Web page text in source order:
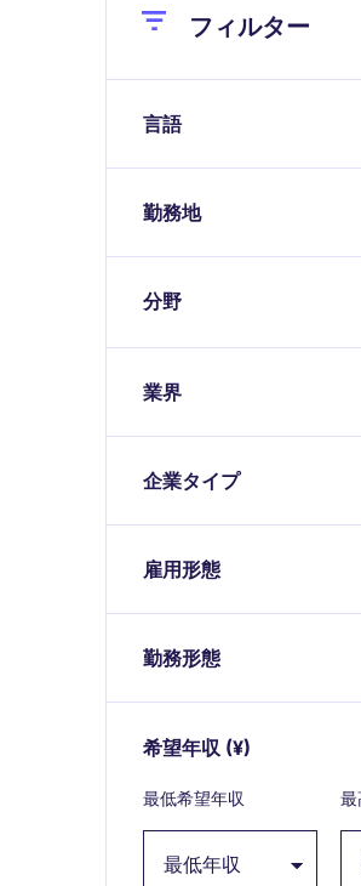
Closeフィルター
言語
勤務地
分野
業界
企業タイプ
雇用形態
勤務形態
希望年収 (¥)
最低希望年収 最